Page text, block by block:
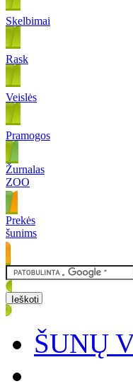
Skelbimai
Rask
Veislės
Pramogos
Žurnalas
ZOO
Prekės
šunims
ŠUNŲ